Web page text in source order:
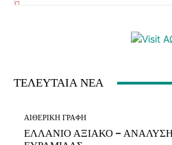
ΤΕΛΕΥΤΑΙΑ ΝΕΑ
ΑΙΘΕΡΙΚΗ ΓΡΑΦΗ
ΕΛΛΑΝΙΟ ΑΞΙΑΚΟ –